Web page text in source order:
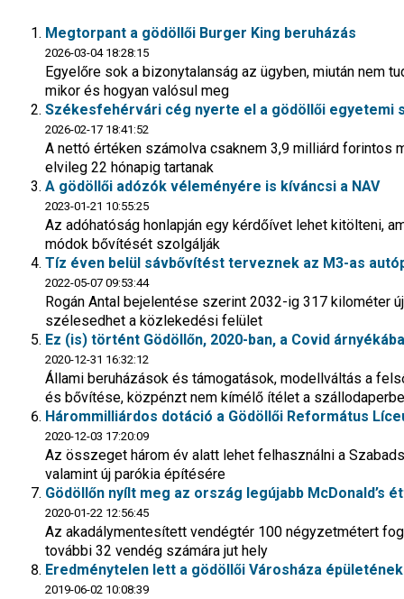
Megtorpant a gödöllői Burger King beruházás
2026-03-04 18:28:15
Egyelőre sok a bizonytalanság az ügyben, miután nem
mikor és hogyan valósul meg
Székesfehérvári cég nyerte el a gödöllői
2026-02-17 18:41:52
A nettó értéken számolva csaknem 3,9 milliárd forintos
elvileg 22 hónapig tartanak
A gödöllői adózók véleményére is kíváncsi a NAV
2023-01-21 10:55:25
Az adóhatóság honlapján egy kérdőívet lehet kitölteni,
módok bővítését szolgálják
Tíz éven belül sávbővítést terveznek az M3-as
2022-05-07 09:53:44
Rogán Antal bejelentése szerint 2032-ig 317 kilométer
szélesedhet a közlekedési felület
Ez (is) történt Gödöllőn, 2020-ban, a Covid
2020-12-31 16:32:12
Állami beruházások és támogatások, modellváltás a
és bővítése, közpénzt nem kímélő ítélet a
Hárommilliárdos dotáció a Gödöllői Református
2020-12-03 17:20:09
Az összeget három év alatt lehet felhasználni a
valamint új parókia építésére
Gödöllőn nyílt meg az ország legújabb McDonald’s
2020-01-22 12:56:45
Az akadálymentesített vendégtér 100 négyzetmétert
további 32 vendég számára jut hely
Eredménytelen lett a gödöllői Városháza
2019-06-02 10:08:39